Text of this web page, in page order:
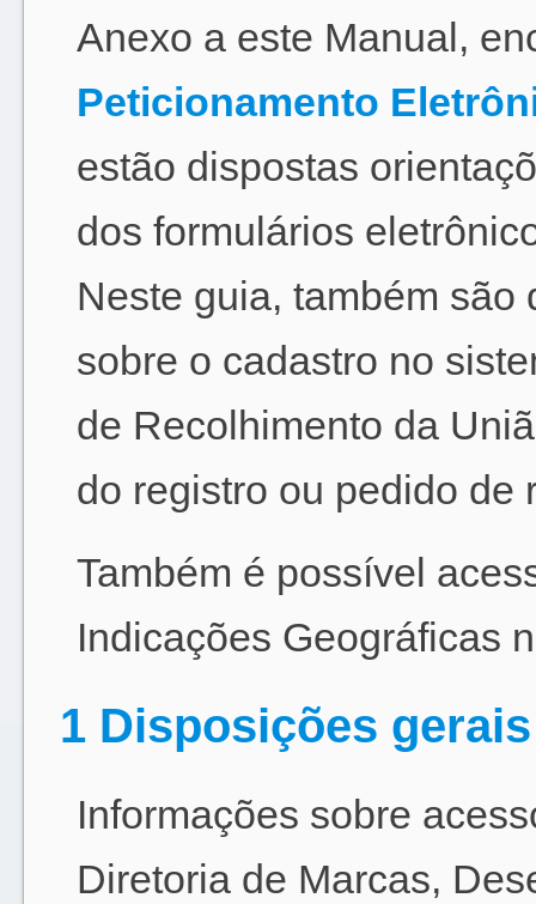
Anexo a este Manual,
Peticionamento
estão dispostas
dos formulários
Neste guia, também
sobre o cadastro no
de Recolhimento da
do registro ou pedido de
Também é possível
Indicações Geográficas
1 Disposições gerais
Informações sobre
Diretoria de Marcas,